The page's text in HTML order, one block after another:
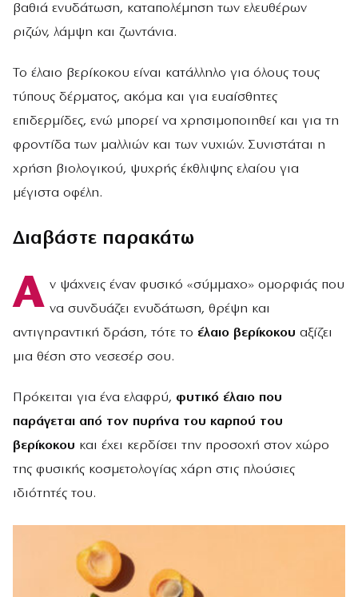
βαθιά ενυδάτωση, καταπολέμηση των ελευθέρων
ριζών, λάμψη και ζωντάνια.
Το έλαιο βερίκοκου είναι κατάλληλο για όλους τους
τύπους δέρματος, ακόμα και για ευαίσθητες
επιδερμίδες, ενώ μπορεί να χρησιμοποιηθεί και για τη
φροντίδα των μαλλιών και των νυχιών. Συνιστάται η
χρήση βιολογικού, ψυχρής έκθλιψης ελαίου για
μέγιστα οφέλη.
Διαβάστε παρακάτω
Α ν ψάχνεις έναν φυσικό «σύμμαχο» ομορφιάς που
να συνδυάζει ενυδάτωση, θρέψη και
αντιγηραντική δράση, τότε το έλαιο βερίκοκου αξίζει
μια θέση στο νεσεσέρ σου.
Πρόκειται για ένα ελαφρύ, φυτικό έλαιο που
παράγεται από τον πυρήνα του καρπού του
βερίκοκου και έχει κερδίσει την προσοχή στον χώρο
της φυσικής κοσμετολογίας χάρη στις πλούσιες
ιδιότητές του.